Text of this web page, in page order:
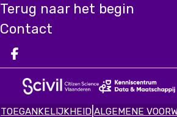
Terug naar het begin
Contact
Deel op facebook
TOEGANKELIJKHEID ALGEMENE